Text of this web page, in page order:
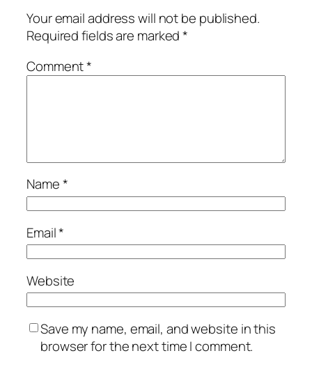
Your email address will not be published.
Required fields are marked*
Comment*
Name*
Email*
Website
Save my name, email, and website in this
browser for the next time I comment.